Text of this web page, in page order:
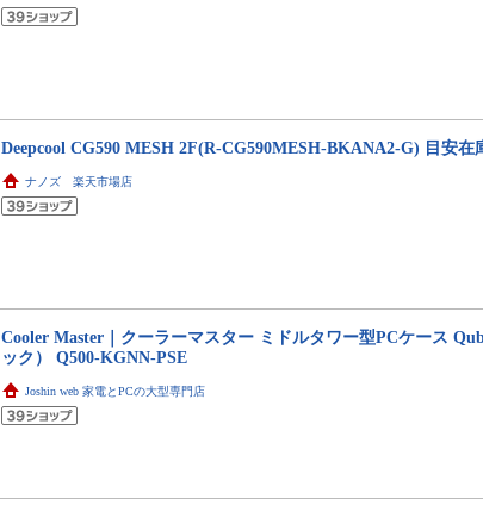
Deepcool CG590 MESH 2F(R-CG590MESH-BKANA2-G) 目安在
ナノズ 楽天市場店
Cooler Master｜クーラーマスター ミドルタワー型PCケース
ック） Q500-KGNN-PSE
Joshin web 家電とPCの大型専門店